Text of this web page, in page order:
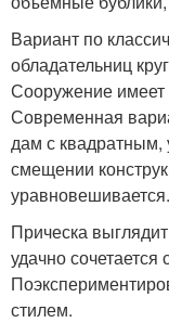
Вариант по
обладательниц
Сооружение имеет
Современная
дам с
смещении
уравновешивается.
Прическа
удачно
стилем.